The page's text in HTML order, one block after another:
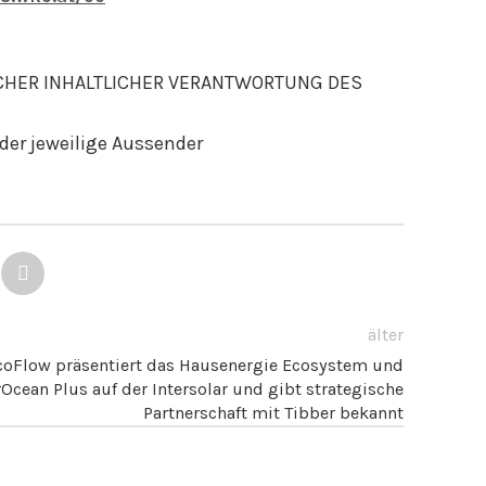
INHALTLICHER VERANTWORTUNG DES
jeweilige Aussender
älter
präsentiert das Hausenergie Ecosystem und
Plus auf der Intersolar und gibt strategische
Partnerschaft mit Tibber bekannt